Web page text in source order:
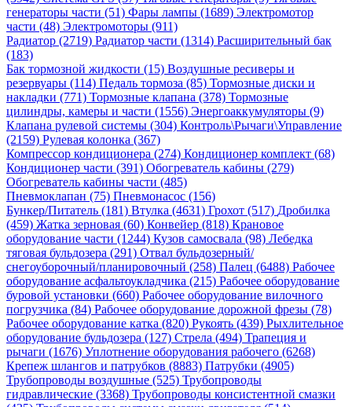
генераторы части (51) Фары лампы (1689) Электромотор
части (48) Электромоторы (911)
Радиатор (2719) Радиатор части (1314) Расширительный бак
(183)
Бак тормозной жидкости (15) Воздушные ресиверы и
резервуары (114) Педаль тормоза (85) Тормозные диски и
накладки (771) Тормозные клапана (378) Тормозные
цилиндры, камеры и части (1556) Энергоаккумуляторы (9)
Клапана рулевой системы (304) Контроль\Рычаги\Управление
(2159) Рулевая колонка (367)
Компрессор кондиционера (274) Кондиционер комплект (68)
Кондиционер части (391) Обогреватель кабины (279)
Обогреватель кабины части (485)
Пневмоклапан (75) Пневмонасос (156)
Бункер/Питатель (181) Втулка (4631) Грохот (517) Дробилка
(459) Жатка зерновая (60) Конвейер (818) Крановое
оборудование части (1244) Кузов самосвала (98) Лебедка
тяговая бульдозера (291) Отвал бульдозерный/
снегоуборочный/планировочный (258) Палец (6488) Рабочее
оборудование асфальтоукладчика (215) Рабочее оборудование
буровой установки (660) Рабочее оборудование вилочного
погрузчика (84) Рабочее оборудование дорожной фрезы (78)
Рабочее оборудование катка (820) Рукоять (439) Рыхлительное
оборудование бульдозера (127) Стрела (494) Трапеция и
рычаги (1676) Уплотнение оборудования рабочего (6268)
Крепеж шлангов и патрубков (8883) Патрубки (4905)
Трубопроводы воздушные (525) Трубопроводы
гидравлические (3368) Трубопроводы консистентной смазки